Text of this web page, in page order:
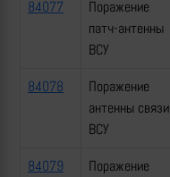
84077
Поражение
патч-антенны
ВСУ
84078
Поражение
антенны связи
ВСУ
84079
Поражение